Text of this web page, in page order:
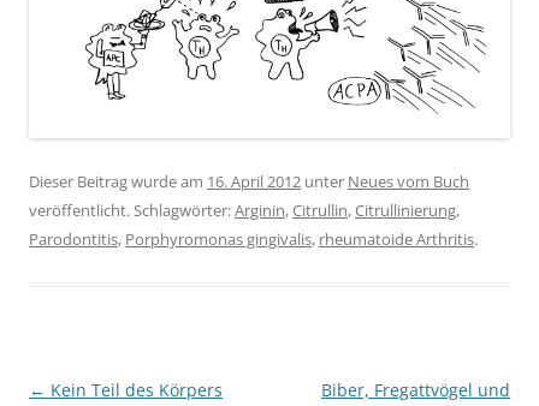
Dieser Beitrag wurde am 16. April 2012 unter Neues vom Buch
veröffentlicht. Schlagwörter:Arginin,Citrullin,Citrullinierung,
Parodontitis, Porphyromonas gingivalis, rheumatoide Arthritis.
Beitragsnavigation
← Kein Teil des Körpers
Biber, Fregattvögel und